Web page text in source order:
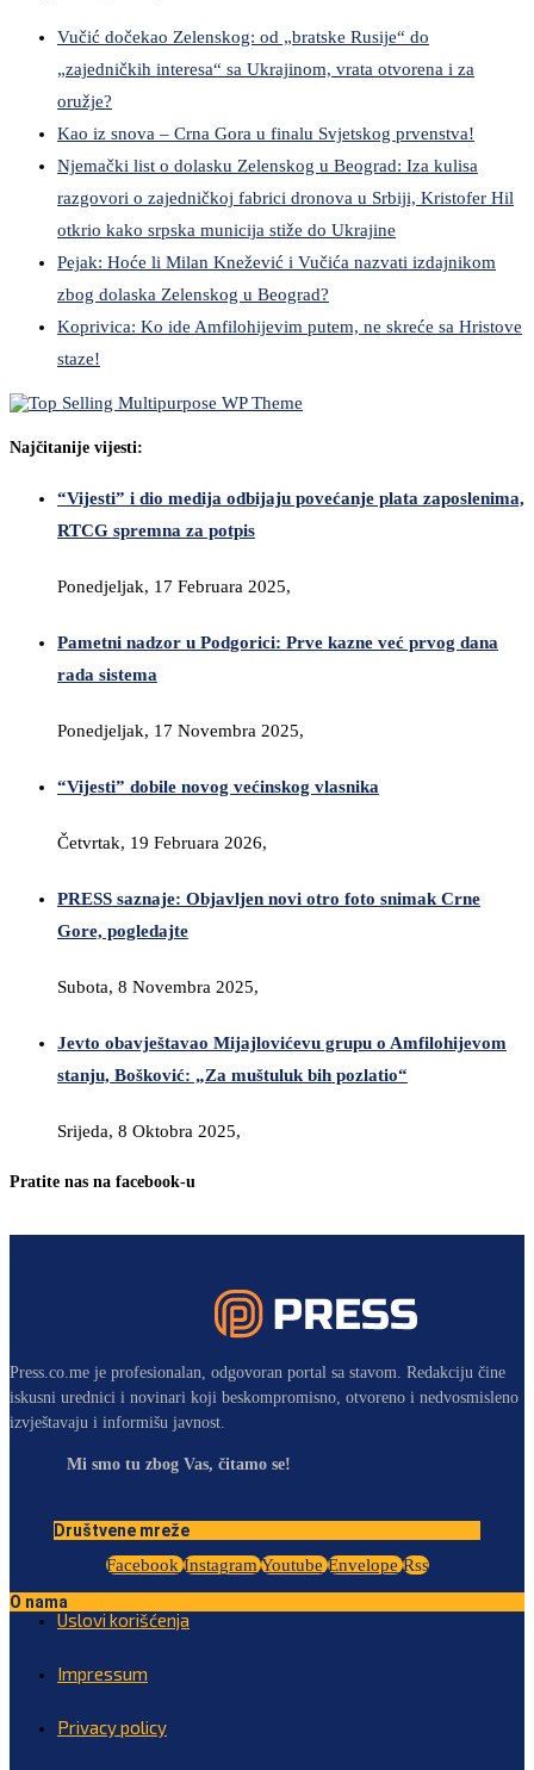
Vučić dočekao Zelenskog: od „bratske Rusije“ do
„zajedničkih interesa“ sa Ukrajinom, vrata otvorena i za
oružje?
Kao iz snova – Crna Gora u finalu Svjetskog prvenstva!
Njemački list o dolasku Zelenskog u Beograd: Iza kulisa
razgovori o zajedničkoj fabrici dronova u Srbiji, Kristofer Hil
otkrio kako srpska municija stiže do Ukrajine
Pejak: Hoće li Milan Knežević i Vučića nazvati izdajnikom
zbog dolaska Zelenskog u Beograd?
Koprivica: Ko ide Amfilohijevim putem, ne skreće sa Hristove
staze!
Najčitanije vijesti:
“Vijesti” i dio medija odbijaju povećanje plata zaposlenima,
RTCG spremna za potpis
Ponedjeljak, 17 Februara 2025,
Pametni nadzor u Podgorici: Prve kazne već prvog dana
rada sistema
Ponedjeljak, 17 Novembra 2025,
“Vijesti” dobile novog većinskog vlasnika
Četvrtak, 19 Februara 2026,
PRESS saznaje: Objavljen novi otro foto snimak Crne
Gore, pogledajte
Subota, 8 Novembra 2025,
Jevto obavještavao Mijajlovićevu grupu o Amfilohijevom
stanju, Bošković: „Za muštuluk bih pozlatio“
Srijeda, 8 Oktobra 2025,
Pratite nas na facebook-u
Press.co.me je profesionalan, odgovoran portal sa stavom. Redakciju čine
iskusni urednici i novinari koji beskompromisno, otvoreno i nedvosmisleno
izvještavaju i informišu javnost.
Mi smo tu zbog Vas, čitamo se!
Društvene mreže
Facebook Instagram Youtube Envelope Rss
O nama
Uslovi korišćenja
Impressum
Privacy policy